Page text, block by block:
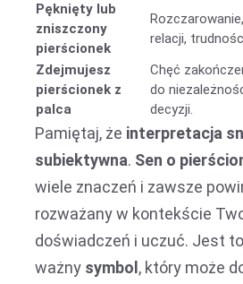
Pęknięty lub
zniszczony
pierścionek
relacji,
Zdejmujesz
pierścionek z
palca
Chęć
do
decyzji.
Pamiętaj, że interpretacja
subiektywna. Sen o
wiele znaczeń i zawsze
rozważany w kontekście
doświadczeń i uczuć. Jest
ważny symbol , który może